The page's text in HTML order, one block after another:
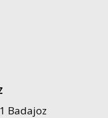
Badajoz